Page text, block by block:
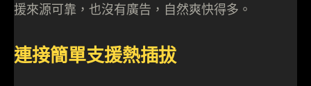
援來源可靠，也沒有廣告，自然爽快得多。
連接簡單支援熱插拔